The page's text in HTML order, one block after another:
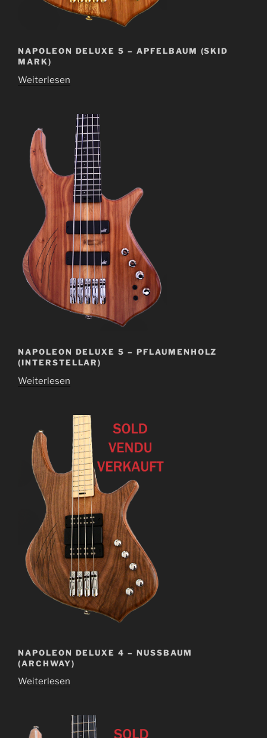
NAPOLEON DELUXE 5 – APFELBAUM (SKID
MARK)
Weiterlesen
NAPOLEON DELUXE 5 – PFLAUMENHOLZ
(INTERSTELLAR)
Weiterlesen
NAPOLEON DELUXE 4 – NUSSBAUM
(ARCHWAY)
Weiterlesen